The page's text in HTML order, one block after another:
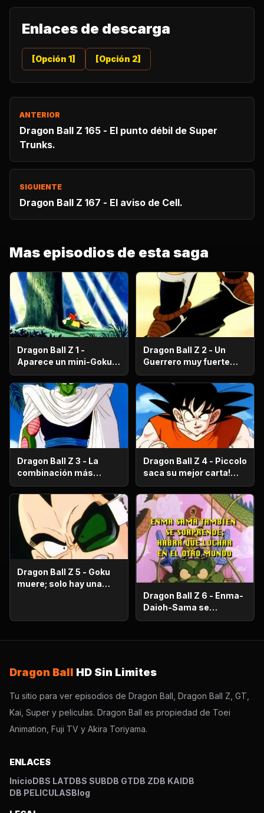
Enlaces de descarga
[Opción 1] [Opción 2]
ANTERIOR
Dragon Ball Z 165 - El punto débil de Super
Trunks.
SIGUIENTE
Dragon Ball Z 167 - El aviso de Cell.
Mas episodios de esta saga
Dragon Ball Z 1 -
Aparece un mini-Goku,
su nombre es Gohan.
Dragon Ball Z 2 - Un
Guerrero muy fuerte
con antecedentes
históricos; se trata del
hermano mayor de
Goku.
Dragon Ball Z 3 - La
combinación más
fuerte de este Mundo.
Dragon Ball Z 4 - Piccolo
saca su mejor carta!
Gohan, un niño llorón.
Dragon Ball Z 5 - Goku
muere; solo hay una
Dragon Ball Z 6 - Enma-
Daioh-Sama se
sorprende. Habrá que
mundo?
Dragon Ball HD Sin Limites
Tu sitio para ver episodios de Dragon Ball, Dragon Ball Z, GT,
Kai, Super y peliculas. Dragon Ball es propiedad de Toei
Animation, Fuji TV y Akira Toriyama.
ENLACES
InicioDBS LATDBS SUBDB GTDB ZDB KAIDB
DB PELICULASBlog